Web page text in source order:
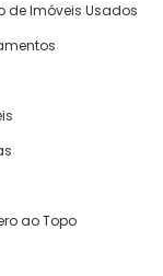
de Imóveis Usados
ao Topo